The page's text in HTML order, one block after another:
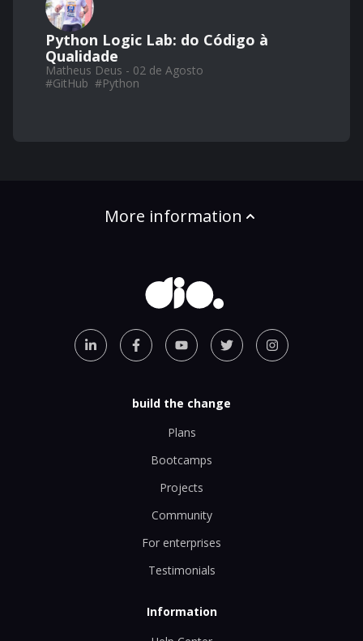
Python Logic Lab: do Código à
Qualidade
Matheus Deus - 02 de Agosto
#GitHub #Python
More information
build the change
Plans
Bootcamps
Projects
Community
For enterprises
Testimonials
Information